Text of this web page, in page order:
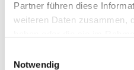
Partner führen diese
weiteren Daten zusammen,
Notwendig
Name
Firma/Unternehmen